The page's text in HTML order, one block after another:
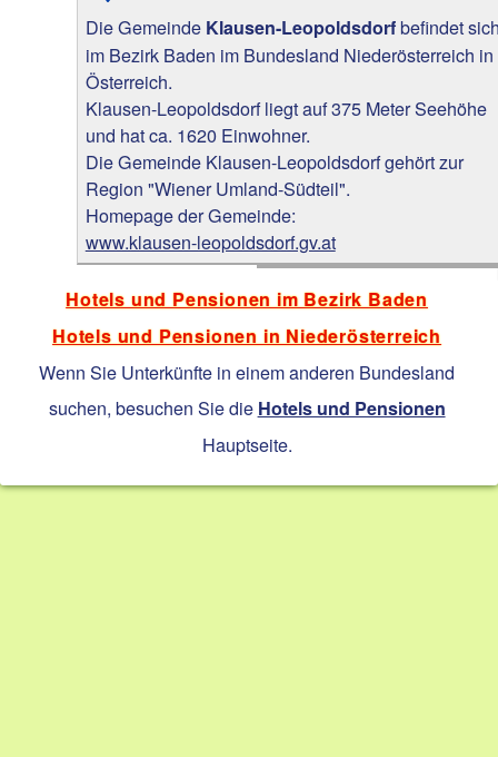
Die Gemeinde Klausen-Leopoldsdorfbefindet
im Bezirk Baden im Bundesland Niederösterreich in
Österreich.
Klausen-Leopoldsdorf liegt auf 375 Meter Seehöhe
und hat ca. 1620 Einwohner.
Die Gemeinde Klausen-Leopoldsdorf gehört zur
Region "Wiener Umland-Südteil".
Homepage der Gemeinde:
www.klausen-leopoldsdorf.gv.at
Hotels und Pensionen im Bezirk Baden
Hotels und Pensionen in Niederösterreich
Wenn Sie Unterkünfte in einem anderen Bundesland
suchen, besuchen Sie die Hotels und Pensionen
Hauptseite.